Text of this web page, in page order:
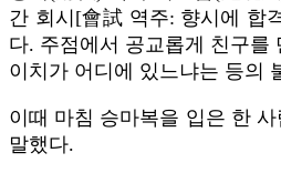
간 회시[會試 역주: 향시에 합
다. 주점에서 공교롭게 친구를
이치가 어디에 있느냐는 등의
이때 마침 승마복을 입은 한
말했다.